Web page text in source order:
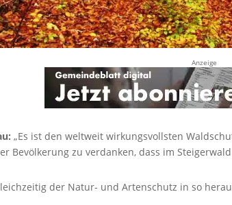
Anzeige
„Es ist den weltweit wirkungsvollsten
Bevölkerung zu verdanken, dass im
der Natur- und Artenschutz in so